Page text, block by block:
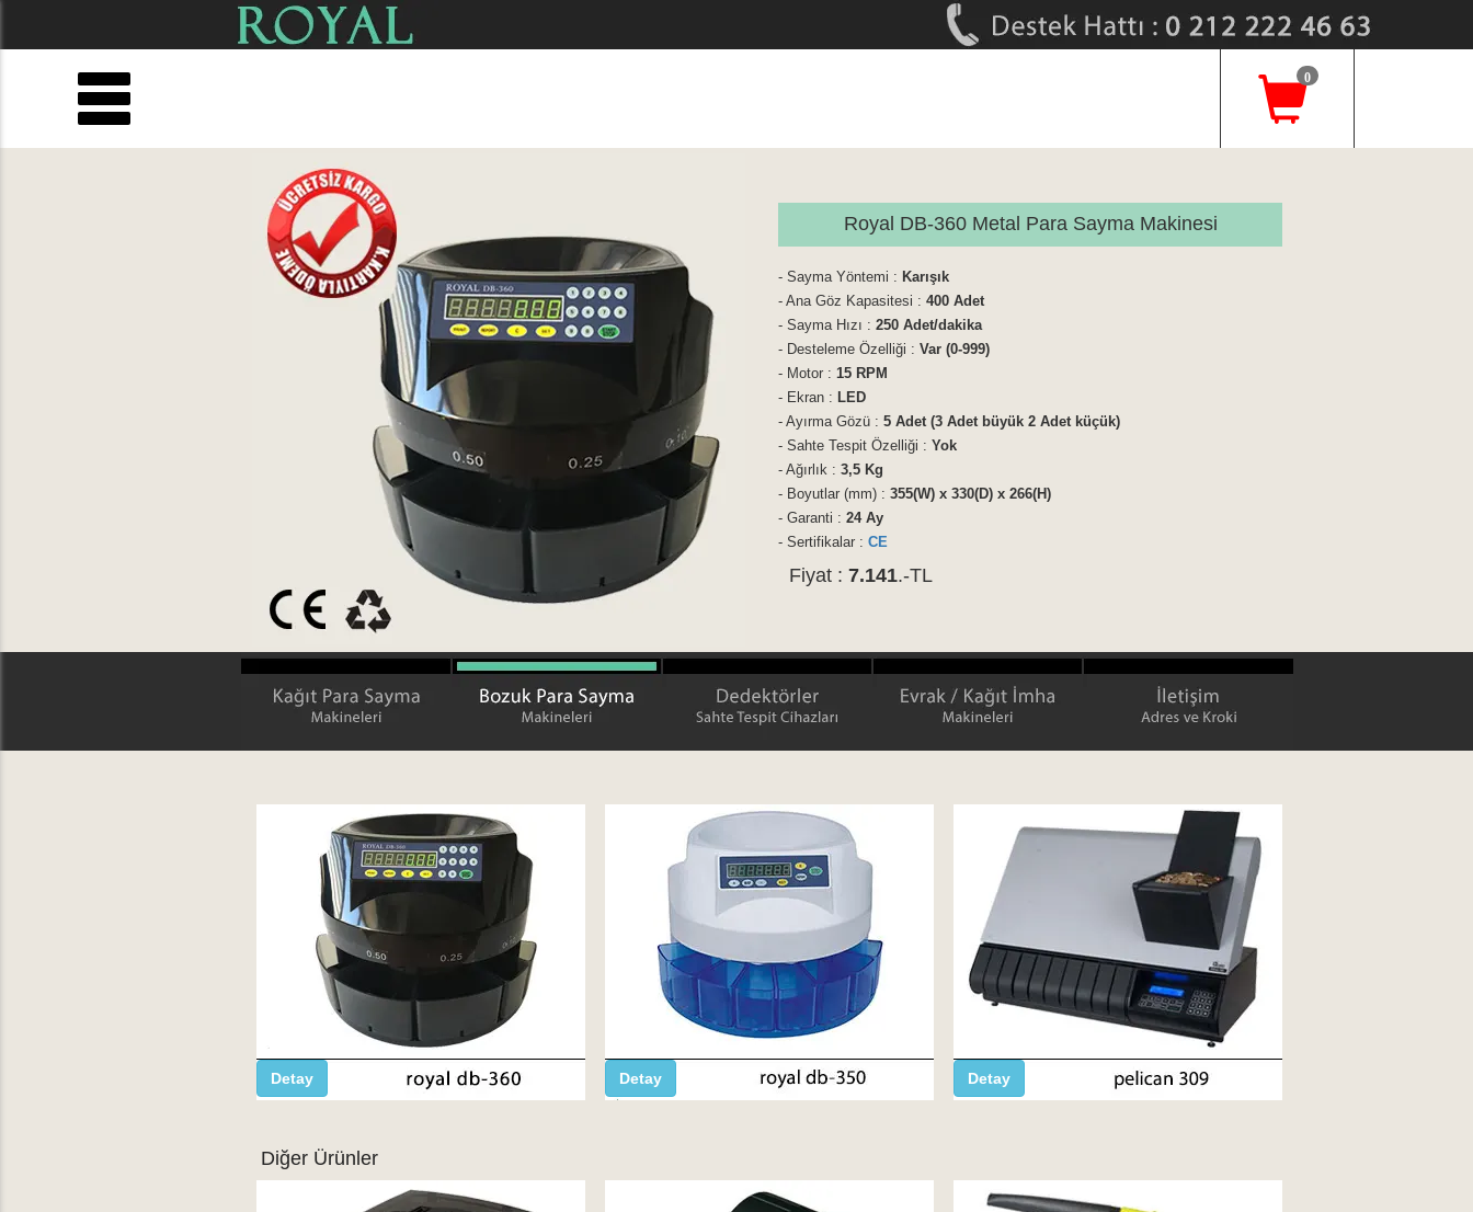
0
Royal DB-360 Metal Para Sayma Makinesi
- Sayma Yöntemi : Karışık
- Ana Göz Kapasitesi : 400 Adet
- Sayma Hızı : 250 Adet/dakika
- Desteleme Özelliği : Var (0-999)
- Motor : 15 RPM
- Ekran : LED
- Ayırma Gözü : 5 Adet (3 Adet büyük 2 Adet küçük)
- Sahte Tespit Özelliği : Yok
- Ağırlık : 3,5 Kg
- Boyutlar (mm) : 355(W) x 330(D) x 266(H)
- Garanti : 24 Ay
- Sertifikalar : CE
Fiyat : 7.141.-TL
Detay Detay Detay
Diğer Ürünler